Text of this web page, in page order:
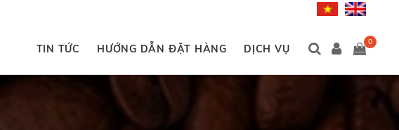
TIN TỨC HƯỚNG DẪN ĐẶT HÀNG DỊCH VỤ
0